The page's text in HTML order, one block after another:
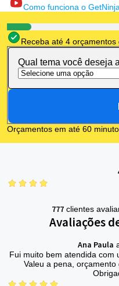
Como funciona o
Receba até 4 orçamentos
Qual tema você deseja
Orçamentos em até 60
777clientes
Avaliações
Ana Paula
Fui muito bem atendida com
Valeu a pena, orçamento